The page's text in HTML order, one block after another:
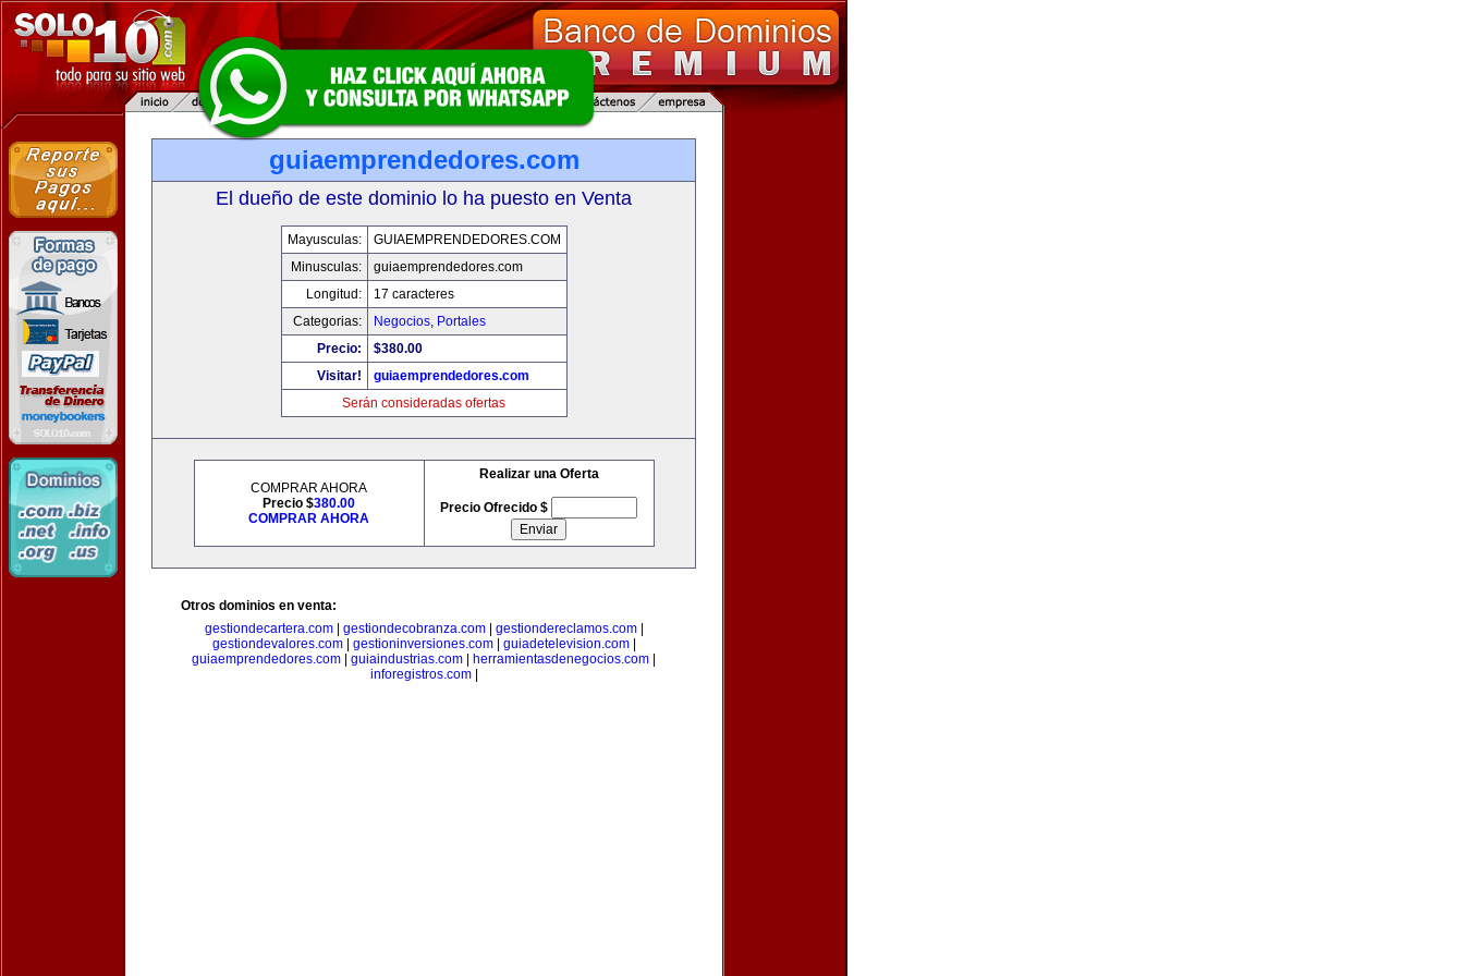
guiaemprendedores.com
El dueño de este dominio lo ha puesto en Venta
Mayusculas:
GUIAEMPRENDEDORES.COM
Minusculas:
guiaemprendedores.com
Longitud:
17 caracteres
Categorias:
Negocios, Portales
Precio:
$380.00
Visitar!
guiaemprendedores.com
Serán consideradas ofertas
COMPRAR AHORA
Precio $380.00
COMPRAR AHORA
Realizar una Oferta
Precio Ofrecido $
Otros dominios en venta:
gestiondecartera.com| gestiondecobranza.com| gestiondereclamos.com|
gestiondevalores.com| gestioninversiones.com| guiadetelevision.com|
guiaemprendedores.com
guiaindustrias.com herramientasdenegocios.com
inforegistros.com|